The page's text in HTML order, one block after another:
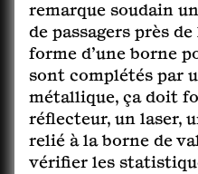
remarque soudain
de passagers près
forme d’une borne
sont complétés par
métallique, ça doit
réflecteur, un laser,
relié à la borne de
vérifier les